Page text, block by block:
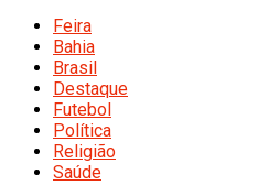
Feira
Bahia
Brasil
Destaque
Futebol
Política
Religião
Saúde